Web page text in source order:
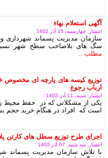
آگهی استعلام بهاء
انتشار: چهارشنبه, 15 آذر 1402
سازمان مدیریت پسماند شهرداری
سگ های بلاصاحب سطح شهر نسبت
مطلب ..
توزیع کیسه های پارچه ای مخصوص
ارباب رجوع
انتشار: شنبه, 11 آذر 1402
یکی از مشکلاتی که در حفظ محیط
است که افراد در هنگام خرید حجم
اجرای طرح توزیع سطل های کارتن
انتشار: سه شنبه, 07 آذر 1402
با تلاش سازمان مدیریت پسماند